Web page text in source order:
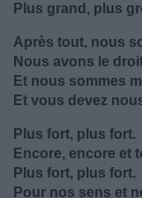
Plus grand, plus
Après tout, nous
Nous avons le
Et nous sommes
Et vous devez
Plus fort, plus fort.
Encore, encore et
Plus fort, plus fort.
Pour nos sens et